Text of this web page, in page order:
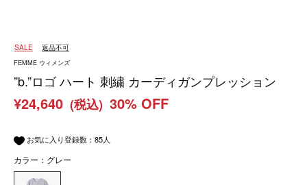
SALE 返品不可
FEMME ウィメンズ
”b.”ロゴ ハート 刺繍 カーディガンプレッション
¥24,640 (税込) 30% OFF
お気に入り登録数： 85人
カラー：グレー